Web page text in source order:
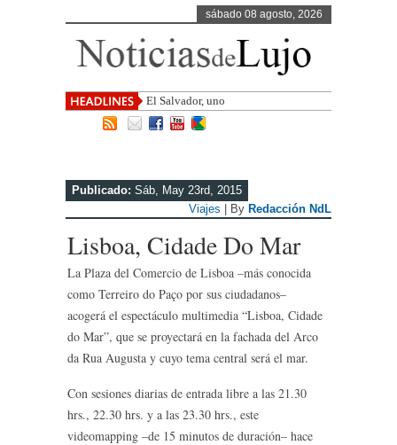
sábado 08 agosto, 2026
El Salvador, uno de los destinos con
mayor
Publicado: Sáb, May 23rd, 2015
Viajes | By Redacción NdL
Lisboa, Cidade Do Mar
La Plaza del Comercio de Lisboa –más conocida
como Terreiro do Paço por sus ciudadanos–
acogerá el espectáculo multimedia “Lisboa, Cidade
do Mar”, que se proyectará en la fachada del Arco
da Rua Augusta y cuyo tema central será el mar.
Con sesiones diarias de entrada libre a las 21.30
hrs., 22.30 hrs. y a las 23.30 hrs., este
videomapping –de 15 minutos de duración– hace